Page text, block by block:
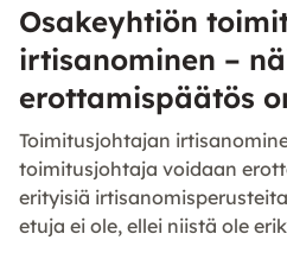
Osakeyhtiön
irtisanominen –
erottamispäätös
Toimitusjohtajan
toimitusjohtaja voidaan
erityisiä
etuja ei ole, ellei niistä ole